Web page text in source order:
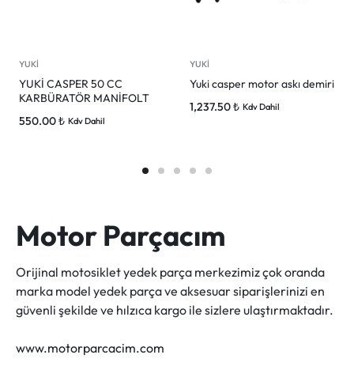
YUKİ
YUKİ CASPER 50 CC
KARBÜRATÖR MANİFOLT
550.00₺ Kdv Dahil
YUKİ
Yuki casper motor askı demiri
1,237.50₺ Kdv Dahil
Motor Parçacım
Orijinal motosiklet yedek parça merkezimiz çok oranda
marka model yedek parça ve aksesuar siparişlerinizi en
güvenli şekilde ve hılzıca kargo ile sizlere ulaştırmaktadır.
www.motorparcacim.com